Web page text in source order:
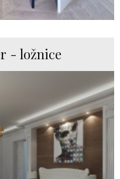
- ložnice